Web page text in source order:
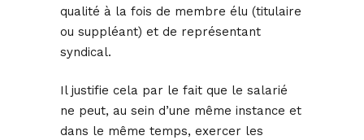
qualité à la fois de membre élu (titulaire
ou suppléant) et de représentant
syndical.
Il justifie cela par le fait que le salarié
ne peut, au sein d’une même instance et
dans le même temps, exercer les